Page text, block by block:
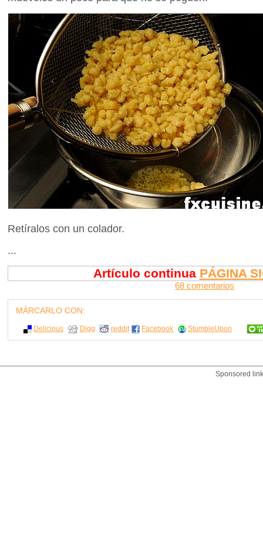
Retíralos con un colador.
...
Artículo continua PÁGINA
68 comentarios
MÁRCARLO CON:
Delicious Digg reddit Facebook StumbleUpon
Sponsored